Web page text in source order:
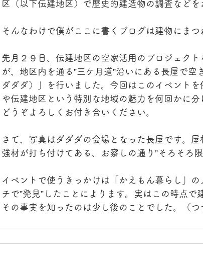
区（以下伝建地区）で歴史的建造物の調査など
そんなわけで僕がここに書くブログは建物にまつ
先月２９日、伝建地区の空家活用のプロジェク
が、地区内を通る”三ケ月道”沿いにある長屋で
ダダダ）」を行いました。今回はこのイベント
や伝建地区という特別な地域の魅力を何回かに分
どうぞよろしくお付き合いください。
さて、写真はダダダの会場となった長屋です。
強材が打ち付けてある、お察しの通り”そろそろ
イベントで使うきっかけは「かえもん暮らし」
チで”発見”したことによります。実はこの時点で
その事実を知ったのは少し後のことでした。（つ